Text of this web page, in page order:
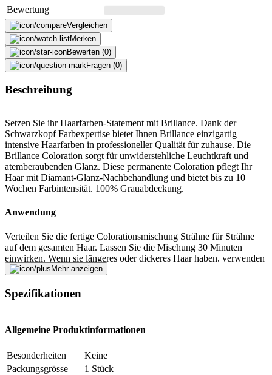
Bewertung
Vergleichen
Merken
Bewerten (0)
Fragen (0)
Beschreibung
Setzen Sie ihr Haarfarben-Statement mit Brillance. Dank der
Schwarzkopf Farbexpertise bietet Ihnen Brillance einzigartig
intensive Haarfarben in professioneller Qualität für zuhause. Die
Brillance Coloration sorgt für unwiderstehliche Leuchtkraft und
atemberaubenden Glanz. Diese permanente Coloration pflegt Ihr
Haar mit Diamant-Glanz-Nachbehandlung und bietet bis zu 10
Wochen Farbintensität. 100% Grauabdeckung.
Anwendung
Verteilen Sie die fertige Colorationsmischung Strähne für Strähne
auf dem gesamten Haar. Lassen Sie die Mischung 30 Minuten
einwirken. Wenn sie längeres oder dickeres Haar haben, verwenden
Sie bitte für eine erste Anwendung 2 Packungen Brillance. Wir
Hellbraun, Mittelbraun
Beschreibung
Mehr anzeigen
Spezifikationen
Allgemeine Produktinformationen
Besonderheiten
Keine
Packungsgrösse
1 Stück